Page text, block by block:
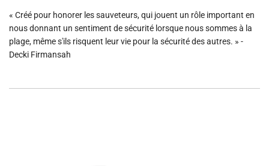
r
g
e
« Créé pour honorer les sauveteurs, qui jouent un rôle important en
nous donnant un sentiment de sécurité lorsque nous sommes à la
plage, même s'ils risquent leur vie pour la sécurité des autres. » -
Decki Firmansah